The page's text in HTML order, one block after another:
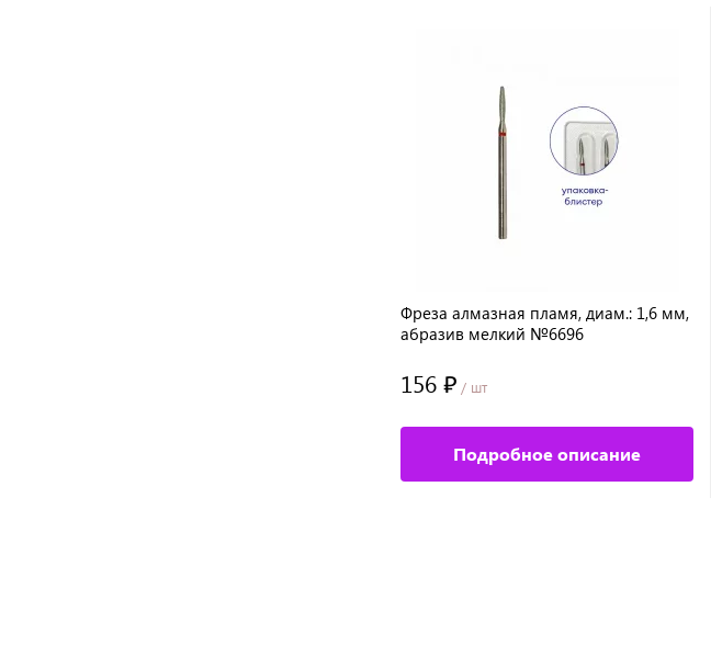
Фреза алмазная пламя, диам.: 1,6 мм,
абразив мелкий №6696
156 ₽ / шт
Подробное описание